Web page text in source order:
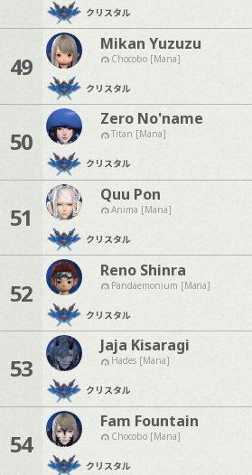
クリスタル
49
Mikan Yuzuzu
Chocobo [Mana]
クリスタル
50
Zero No'name
Titan [Mana]
クリスタル
51
Quu Pon
Anima [Mana]
クリスタル
52
Reno Shinra
Pandaemonium [Mana]
クリスタル
53
Jaja Kisaragi
Hades [Mana]
クリスタル
54
Fam Fountain
Chocobo [Mana]
クリスタル